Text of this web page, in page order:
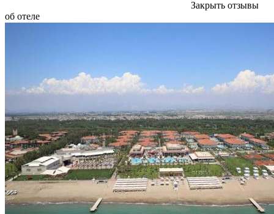
Закрыть отзывы
об отеле